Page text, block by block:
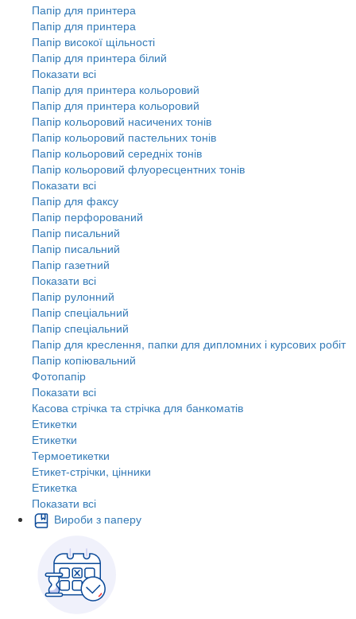
Папір для принтера
Папір для принтера
Папір високої щільності
Папір для принтера білий
Показати всі
Папір для принтера кольоровий
Папір для принтера кольоровий
Папір кольоровий насичених тонів
Папір кольоровий пастельних тонів
Папір кольоровий середніх тонів
Папір кольоровий флуоресцентних тонів
Показати всі
Папір для факсу
Папір перфорований
Папір писальний
Папір писальний
Папір газетний
Показати всі
Папір рулонний
Папір спеціальний
Папір спеціальний
Папір для креслення, папки для дипломних і курсових робіт
Папір копіювальний
Фотопапір
Показати всі
Касова стрічка та стрічка для банкоматів
Етикетки
Етикетки
Термоетикетки
Етикет-стрічки, цінники
Етикетка
Показати всі
Вироби з паперу